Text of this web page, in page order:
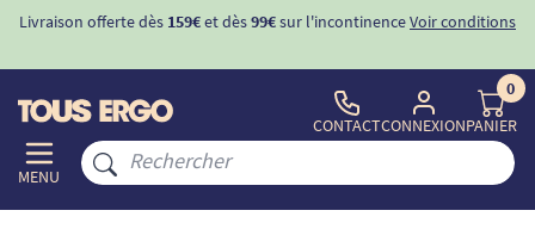
Livraison offerte dès 159€et dès99€sur l'incontinenceVoir conditions
MENU
CONTACTCONNEXION
0
PANIER